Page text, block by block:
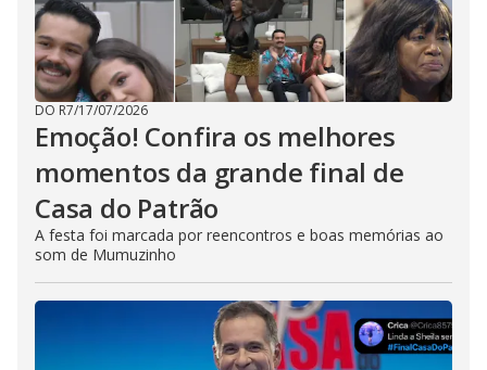
DO R7/17/07/2026
Emoção! Confira os melhores
momentos da grande final de
Casa do Patrão
A festa foi marcada por reencontros e boas memórias ao
som de Mumuzinho